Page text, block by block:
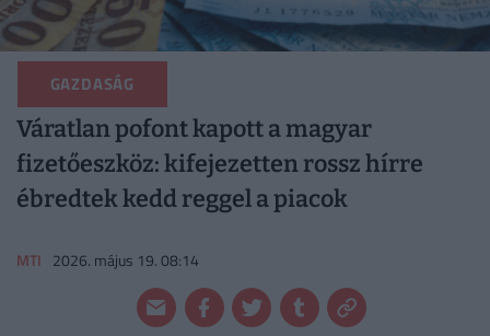
GAZDASÁG
Váratlan pofont kapott a magyar
fizetőeszköz: kifejezetten rossz hírre
ébredtek kedd reggel a piacok
MTI 2026. május 19. 08:14